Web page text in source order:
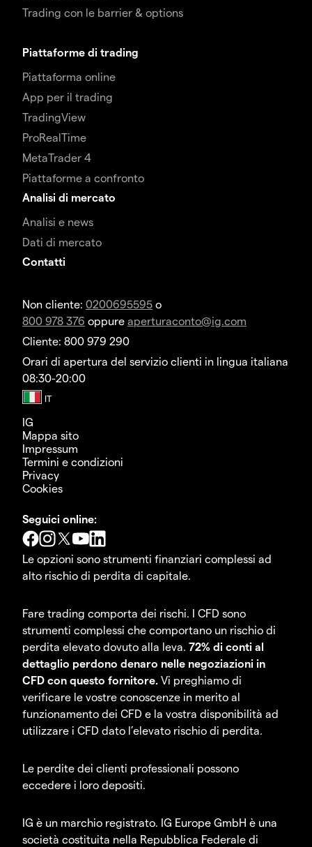
Trading con le barrier & options
Piattaforme di trading
Piattaforma online
App per il trading
TradingView
ProRealTime
MetaTrader 4
Piattaforme a confronto
Analisi di mercato
Analisi e news
Dati di mercato
Contatti
Non cliente: 0200695595 o
800 978 376 oppure aperturaconto@ig.com
Cliente: 800 979 290
Orari di apertura del servizio clienti in lingua italiana
08:30-20:00
IG
Mappa sito
Impressum
Termini e condizioni
Privacy
Cookies
Seguici online:
Le opzioni sono strumenti finanziari complessi ad
alto rischio di perdita di capitale.
Fare trading comporta dei rischi. I CFD sono
strumenti complessi che comportano un rischio di
perdita elevato dovuto alla leva. 72% di conti al
dettaglio perdono denaro nelle negoziazioni in
CFD con questo fornitore. Vi preghiamo di
verificare le vostre conoscenze in merito al
funzionamento dei CFD e la vostra disponibilità ad
utilizzare i CFD dato l’elevato rischio di perdita.
Le perdite dei clienti professionali possono
eccedere i loro depositi.
IG è un marchio registrato. IG Europe GmbH è una
società costituita nella Repubblica Federale di